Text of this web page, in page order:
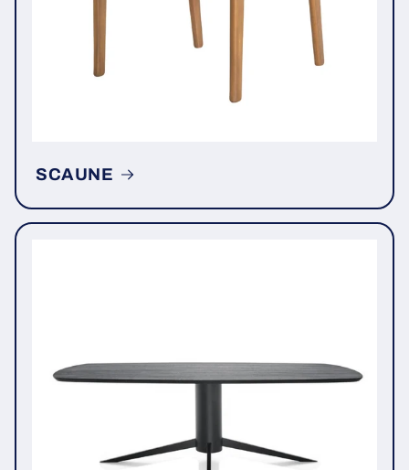
SCAUNE